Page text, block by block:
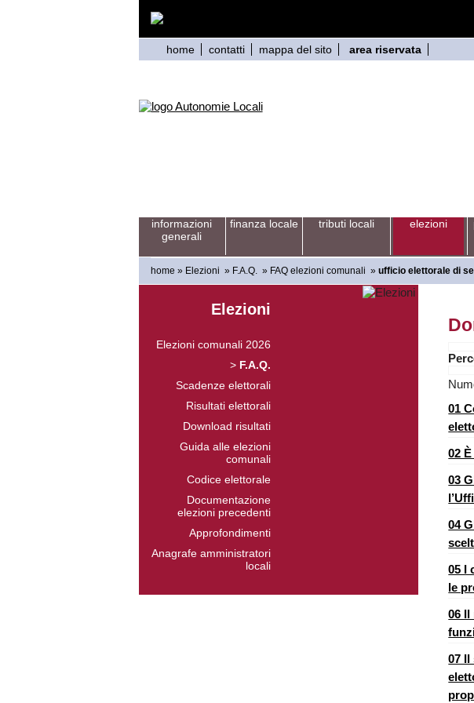
home contatti mappa del sito area riservata
informazioni
generali
finanza locale tributi locali elezioni
home » Elezioni » F.A.Q. » FAQ elezioni comunali » ufficio elettorale di
Elezioni
Elezioni comunali 2026
> F.A.Q.
Scadenze elettorali
Risultati elettorali
Download risultati
Guida alle elezioni
comunali
Codice elettorale
Documentazione
elezioni precedenti
Approfondimenti
Anagrafe amministratori
locali
01
02
03
04
05 I
le
06
07